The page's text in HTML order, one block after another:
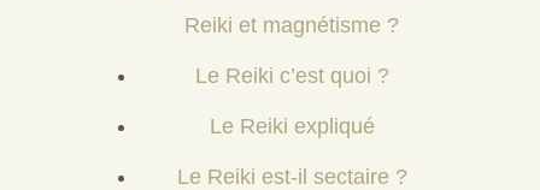
Reiki et magnétisme ?
Le Reiki c’est quoi ?
Le Reiki expliqué
Le Reiki est-il sectaire ?